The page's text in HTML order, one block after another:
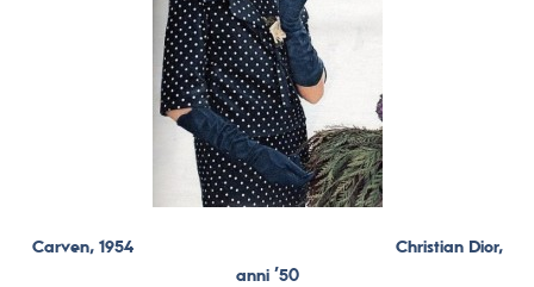
Carven, 1954 Christian Dior,
anni ’50